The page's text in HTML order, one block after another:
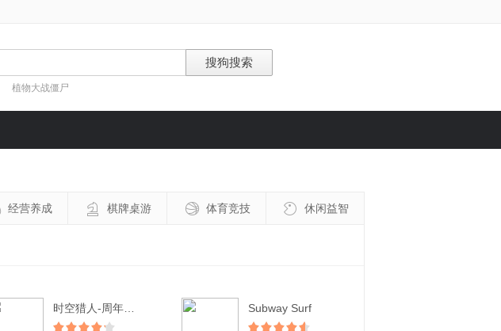
植物大战僵尸
经营养成 棋牌桌游 体育竞技 休闲益智
Subway Surf